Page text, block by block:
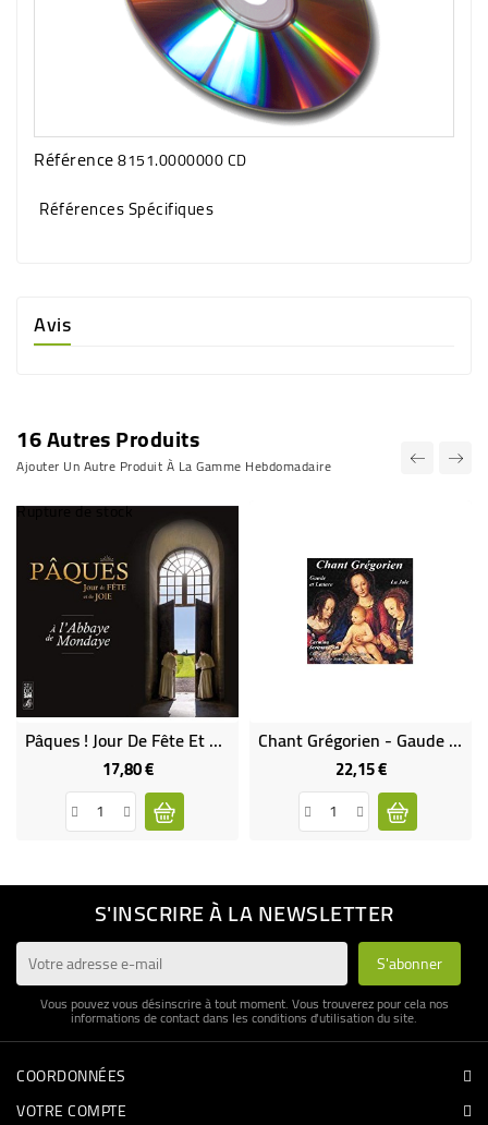
Référence8151.0000000 CD
Références Spécifiques
Avis
16 Autres Produits
Ajouter Un Autre Produit À La Gamme Hebdomadaire
Rupture de stock
Pâques ! Jour De Fête Et De Joie À L'Abbaye De Mondaye
17,80 €Prix
Chant Grégorien - Gaude Et Laetare - La Joie (CD)
22,15 €Prix
S'INSCRIRE À LA NEWSLETTER
Vous pouvez vous désinscrire à tout moment. Vous trouverez pour cela nos
informations de contact dans les conditions d'utilisation du site.
COORDONNÉES
VOTRE COMPTE